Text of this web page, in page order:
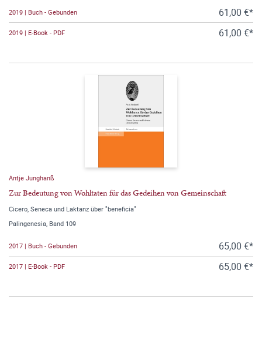
2019 | Buch - Gebunden 61,00 €*
2019 | E-Book - PDF 61,00 €*
Antje Junghanß
Zur Bedeutung von Wohltaten für das Gedeihen von Gemeinschaft
Cicero, Seneca und Laktanz über "beneficia"
Palingenesia, Band 109
2017 | Buch - Gebunden 65,00 €*
2017 | E-Book - PDF 65,00 €*